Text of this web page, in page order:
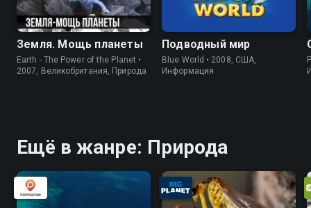
Земля. Мощь планеты
Earth - The Power of the Planet •
2007, Великобритания, Природа
Подводный мир
Blue World • 2008, США,
Информация
Ещё в жанре: Природа